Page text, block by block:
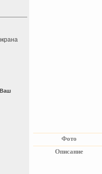
Фото
Описание